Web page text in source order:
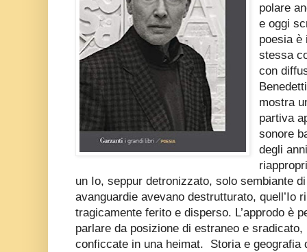
polare
e oggi
poesia è
stessa
con
mostra
partiva
sonore
degli
un Io, seppur detronizzato, solo sembiante
avanguardie avevano destrutturato, quell’Io
tragicamente ferito e disperso. L’approdo è
parlare da posizione di estraneo e
conficcate in una heimat.
Storia e geografia